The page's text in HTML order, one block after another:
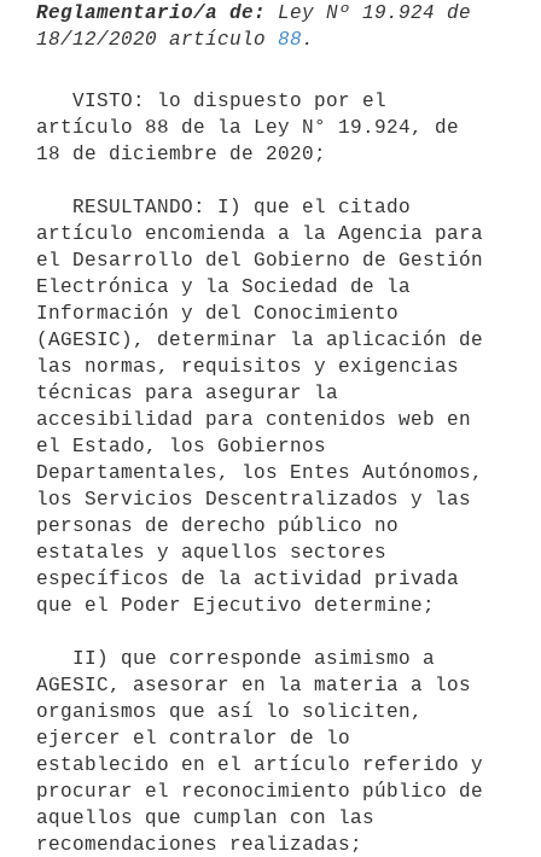
Reglamentario/a de:
Ley Nº 19.924 de
18/12/2020 artículo 88
artículo 88 de la Ley N° 19.924, de
18 de diciembre de 2020;
artículo encomienda a la Agencia para
el Desarrollo del Gobierno de Gestión
Electrónica y la Sociedad de la
Información y del Conocimiento
(AGESIC), determinar la aplicación de
las normas, requisitos y exigencias
técnicas para asegurar la
accesibilidad para contenidos web en
el Estado, los Gobiernos
Departamentales, los Entes Autónomos,
los Servicios Descentralizados y las
personas de derecho público no
estatales y aquellos sectores
específicos de la actividad privada
que el Poder Ejecutivo determine;
AGESIC, asesorar en la materia a los
organismos que así lo soliciten,
ejercer el contralor de lo
establecido en el artículo referido y
procurar el reconocimiento público de
aquellos que cumplan con las
recomendaciones realizadas;